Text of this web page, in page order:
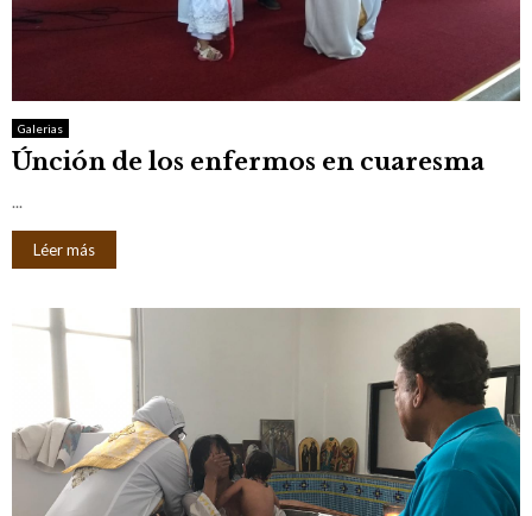
Galerias
Únción de los enfermos en cuaresma
...
Léer más